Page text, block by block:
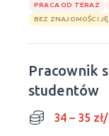
PRACA OD TERAZ
BEZ ZNAJOMOŚCI
Pracownik
studentów
34 – 35